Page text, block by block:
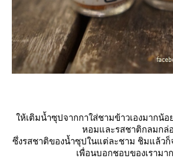
ห้เติมน้ำซุปจากกาใส่ชามข้าวเองมากน้
หอมและรสชาติกลมกล่
ซึ่งรสชาติของน้ำซุปในแต่ละชาม ชิมแล้วก็
เพื่อนบอกชอบของเรามา